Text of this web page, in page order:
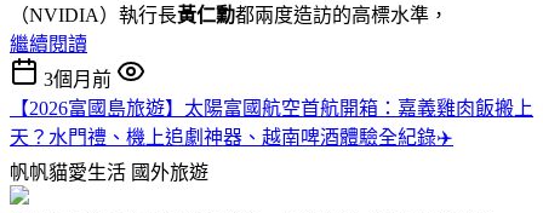
（NVIDIA）執行長黃仁勳都兩度造訪的高標水準，
繼續閱讀
3個月前
【2026富國島旅遊】太陽富國航空首航開箱：嘉義雞肉飯搬上
天？水門禮、機上追劇神器、越南啤酒體驗全紀錄✈️
帆帆貓愛生活 國外旅遊